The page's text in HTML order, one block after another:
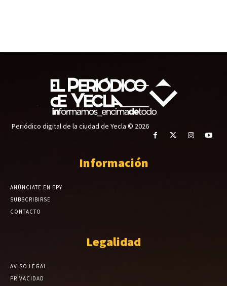
Periódico digital de la ciudad de Yecla © 2026
Información
ANÚNCIATE EN EPY
SUBSCRIBIRSE
CONTACTO
Legalidad
AVISO LEGAL
PRIVACIDAD